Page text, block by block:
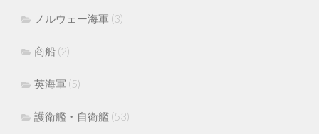
ノルウェー海軍 (3)
商船 (2)
英海軍 (5)
護衛艦・自衛艦 (53)